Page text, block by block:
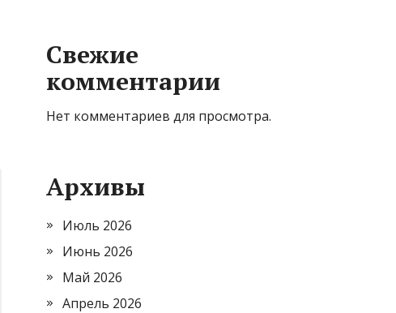
Свежие
комментарии
Нет комментариев для просмотра.
Архивы
Июль 2026
Июнь 2026
Май 2026
Апрель 2026